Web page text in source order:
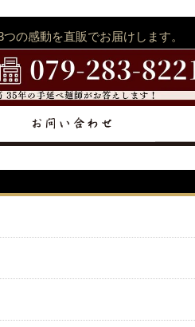
の感動を直販でお届けします。